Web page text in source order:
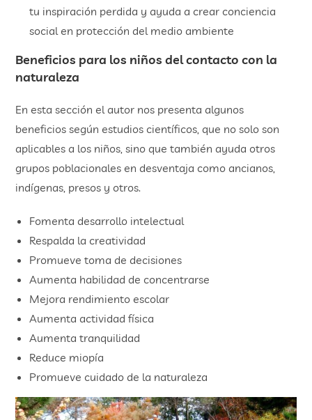
tu inspiración perdida y ayuda a crear conciencia
social en protección del medio ambiente
Beneficios para los niños del contacto con la
naturaleza
En esta sección el autor nos presenta algunos
beneficios según estudios científicos, que no solo son
aplicables a los niños, sino que también ayuda otros
grupos poblacionales en desventaja como ancianos,
indígenas, presos y otros.
Fomenta desarrollo intelectual
Respalda la creatividad
Promueve toma de decisiones
Aumenta habilidad de concentrarse
Mejora rendimiento escolar
Aumenta actividad física
Aumenta tranquilidad
Reduce miopía
Promueve cuidado de la naturaleza